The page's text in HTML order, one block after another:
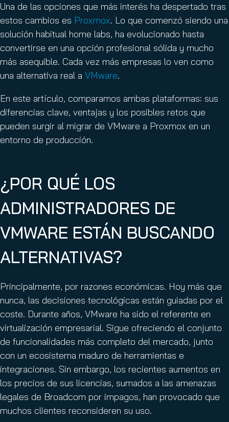
Una de las opciones que más interés ha despertado tras
estos cambios es Proxmox. Lo que comenzó siendo una
solución habitual home labs, ha evolucionado hasta
convertirse en una opción profesional sólida y mucho
más asequible. Cada vez más empresas lo ven como
una alternativa real a VMware.
En este artículo, comparamos ambas plataformas: sus
diferencias clave, ventajas y los posibles retos que
pueden surgir al migrar de VMware a Proxmox en un
entorno de producción.
¿POR QUÉ LOS
ADMINISTRADORES DE
VMWARE ESTÁN BUSCANDO
ALTERNATIVAS?
Principalmente, por razones económicas. Hoy más que
nunca, las decisiones tecnológicas están guiadas por el
coste. Durante años, VMware ha sido el referente en
virtualización empresarial. Sigue ofreciendo el conjunto
de funcionalidades más completo del mercado, junto
con un ecosistema maduro de herramientas e
integraciones. Sin embargo, los recientes aumentos en
los precios de sus licencias, sumados a las amenazas
legales de Broadcom por impagos, han provocado que
muchos clientes reconsideren su uso.